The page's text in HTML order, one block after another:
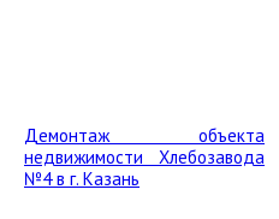
Демонтаж объекта
недвижимости Хлебозавода
№4 в г. Казань